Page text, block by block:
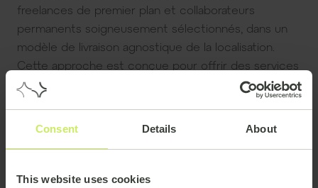
Consent Details About
This website uses cookies
freelances de premier plan et collaborateurs
permanents soigneusement sélectionnés, dans un
modèle de livraison agnostique de la localisation.
Cette approche est conçue pour offrir des services
de conseil business et IT évolutifs, flexibles et de
haute qualité.